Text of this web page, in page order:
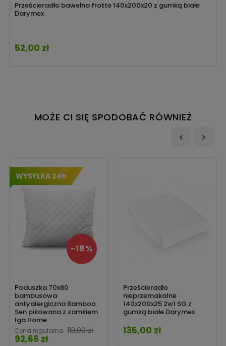
Prześcieradło bawełna frotte 140x200x20 z gumką białe
Darymex
Cena
52,00 zł
MOŻE CI SIĘ SPODOBAĆ RÓWNIEŻ
WYSYŁKA 24h
Poduszka 70x80
bambusowa
antyalergiczna Bamboo
Sen pikowana z zamkiem
Iga Home
Cena regularna 113,00 zł
-18%
92,66 zł
Prześcieradło
nieprzemakalne
140x200x25 2w1 SG z
gumką białe Darymex
Cena
135,00 zł